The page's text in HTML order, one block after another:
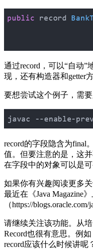
通过record，可以“自动”
现，还有构造器和getter方
要想尝试这个例子，需
record的字段隐含为final
值。但要注意的是，这
在字段中的对象可以是可
如果你有兴趣阅读更多
最近在《Java Magazine
（https://
请继续关注该功能。从
Record也很有意思。例
record应该什么时候讲呢